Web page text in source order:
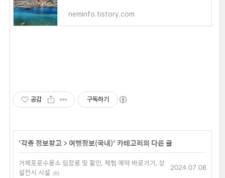
neminfo.tistory.com
공감 구독하기
'각종 정보창고> 여행정보(국내)' 카테고리의 다른 글
거제포로수용소 입장료 및 할인, 체험 예약 바로가기, 상
설전시 시설
(0)
2024.07.08